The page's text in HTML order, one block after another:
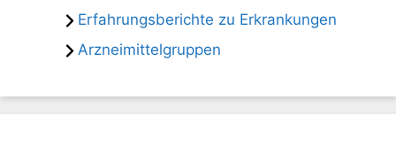
Erfahrungsberichte zu Erkrankungen
Arzneimittelgruppen